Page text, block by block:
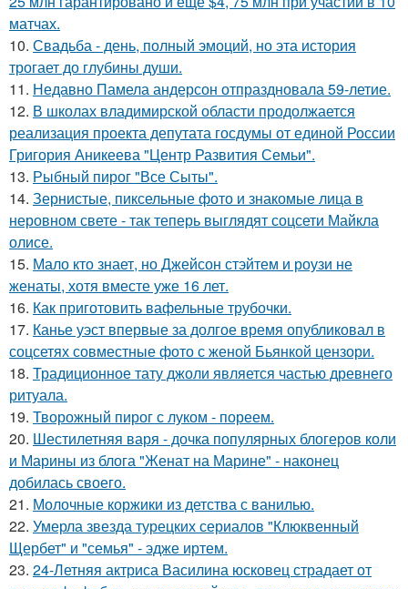
матчах.
10. Свадьба - день, полный эмоций, но эта история
трогает до глубины души.
11. Недавно Памела андерсон отпраздновала 59-летие.
12. В школах владимирской области продолжается
реализация проекта депутата госдумы от единой России
Григория Аникеева "Центр Развития Семьи".
13. Рыбный пирог "Все Сыты".
14. Зернистые, пиксельные фото и знакомые лица в
неровном свете - так теперь выглядят соцсети Майкла
олисе.
15. Мало кто знает, но Джейсон стэйтем и роузи не
женаты, хотя вместе уже 16 лет.
16. Как приготовить вафельные трубочки.
17. Канье уэст впервые за долгое время опубликовал в
соцсетях совместные фото с женой Бьянкой цензори.
18. Традиционное тату джоли является частью древнего
ритуала.
19. Творожный пирог с луком - пореем.
20. Шестилетняя варя - дочка популярных блогеров коли
и Марины из блога "Женат на Марине" - наконец
добилась своего.
21. Молочные коржики из детства с ванилью.
22. Умерла звезда турецких сериалов "Клюквенный
Щербет" и "семья" - эдже иртем.
23. 24-Летняя актриса Василина юсковец страдает от